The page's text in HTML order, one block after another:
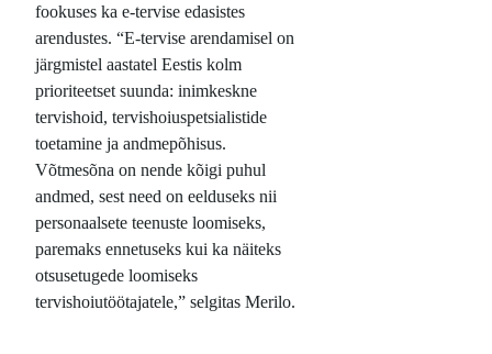
fookuses ka e-tervise edasistes
arendustes. “E-tervise arendamisel on
järgmistel aastatel Eestis kolm
prioriteetset suunda: inimkeskne
tervishoid, tervishoiuspetsialistide
toetamine ja andmepõhisus.
Võtmesõna on nende kõigi puhul
andmed, sest need on eelduseks nii
personaalsete teenuste loomiseks,
paremaks ennetuseks kui ka näiteks
otsusetugede loomiseks
tervishoiutöötajatele,” selgitas Merilo.